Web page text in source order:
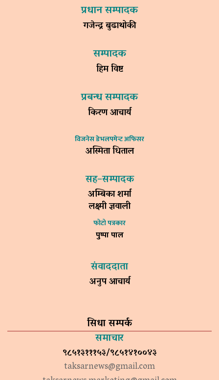
प्रधान सम्पादक
गजेन्द्र बुढाथोकी
सम्पादक
हिम विष्ट
प्रबन्ध सम्पादक
किरण आचार्य
विजनेस डेभलपमेन्ट अफिसर
अस्मिता धिताल
सह–सम्पादक
अम्बिका शर्मा
लक्ष्मी ज्ञवाली
फोटो पत्रकार
पुष्पा पाल
संवाददाता
अनुप आचार्य
सिधा सम्पर्क
समाचार
९८५१३१११५३/९८५१४१००४३
taksarnews@gmail.com